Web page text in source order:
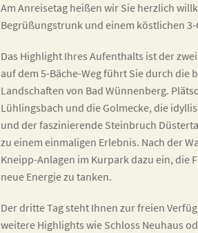
Am Anreisetag heißen wir Sie herzlich
Begrüßungstrunk und einem köstlichen 3-
Das Highlight Ihres Aufenthalts ist der
auf dem 5-Bäche-Weg führt Sie durch die
Landschaften von Bad Wünnenberg.
Lühlingsbach und die Golmecke, die
und der faszinierende Steinbruch
zu einem einmaligen Erlebnis. Nach der
Kneipp-Anlagen im Kurpark dazu ein, die
neue Energie zu tanken.
Der dritte Tag steht Ihnen zur freien
weitere Highlights wie Schloss Neuhaus